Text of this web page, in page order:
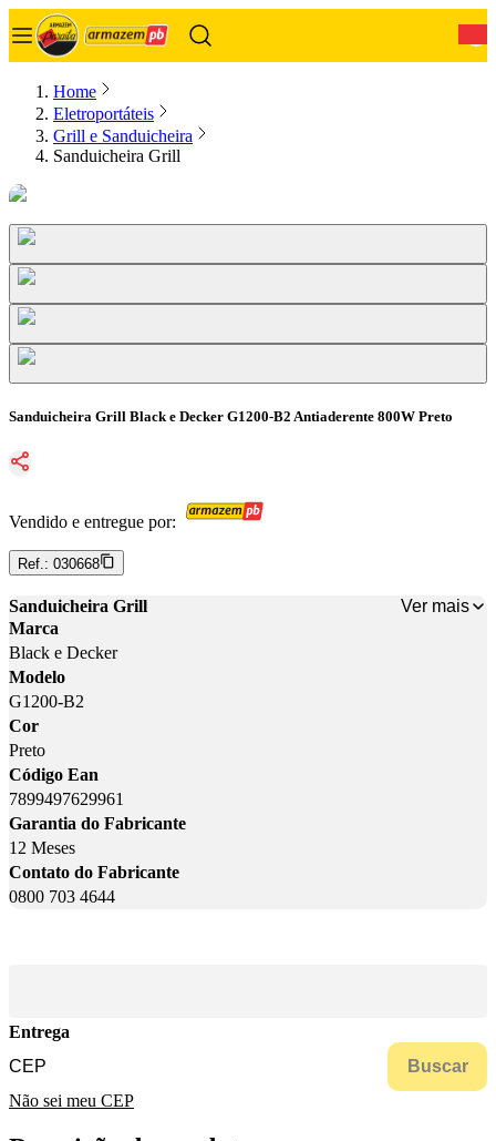
Home
Eletroportáteis
Grill e Sanduicheira
Sanduicheira Grill
Sanduicheira Grill Black e Decker G1200-B2 Antiaderente 800W Preto
Vendido e entregue por:
Ref.: 030668
Sanduicheira Grill
Ver mais
Marca
Black e Decker
Modelo
G1200-B2
Cor
Preto
Código Ean
7899497629961
Garantia do Fabricante
12 Meses
Contato do Fabricante
0800 703 4644
Entrega
Buscar
Não sei meu CEP